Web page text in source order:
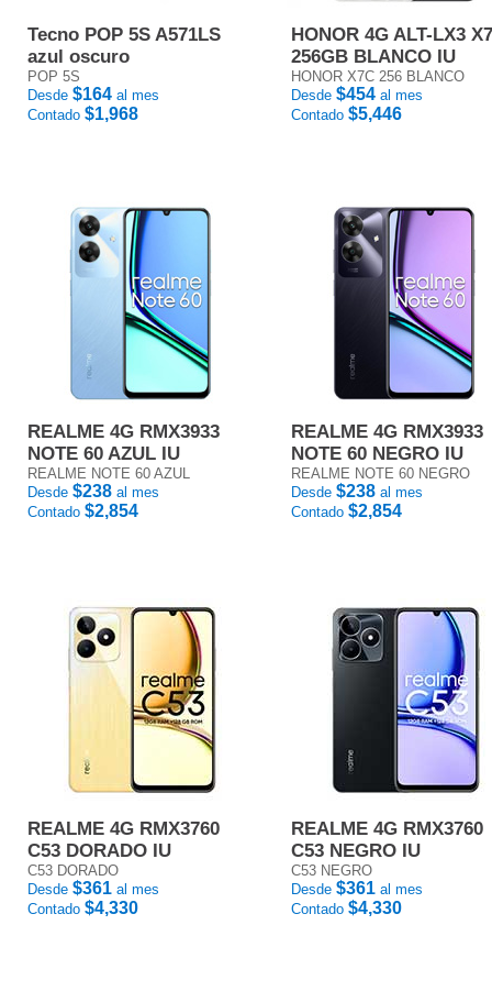
Tecno POP 5S A571LS
azul oscuro
POP 5S
Desde $164 al mes
Contado $1,968
HONOR 4G ALT-LX3
256GB BLANCO IU
HONOR X7C 256 BLANCO
Desde $454 al mes
Contado $5,446
REALME 4G RMX3933
NOTE 60 AZUL IU
REALME NOTE 60 AZUL
Desde $238 al mes
Contado $2,854
REALME 4G RMX3933
NOTE 60 NEGRO IU
REALME NOTE 60 NEGRO
Desde $238 al mes
Contado $2,854
REALME 4G RMX3760
C53 DORADO IU
C53 DORADO
Desde $361 al mes
Contado $4,330
REALME 4G RMX3760
C53 NEGRO IU
C53 NEGRO
Desde $361 al mes
Contado $4,330